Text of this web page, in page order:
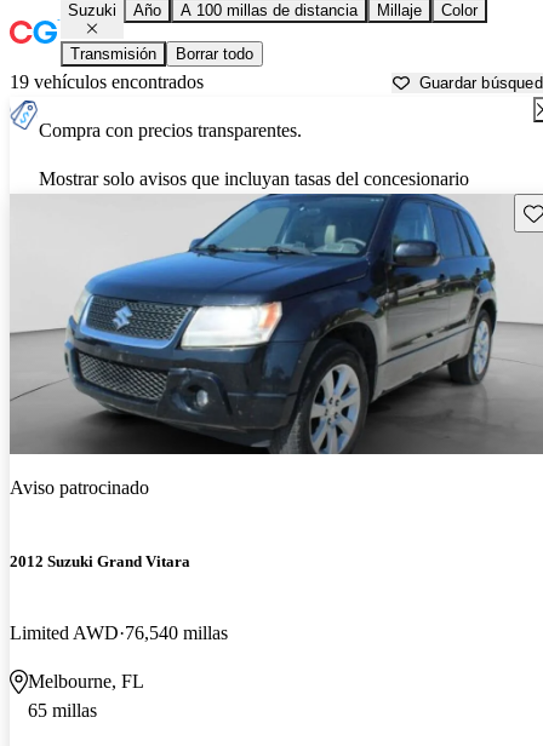
Suzuki Año A 100 millas de distancia Millaje Color
Transmisión Borrar todo
19 vehículos encontrados Guardar
Compra con precios transparentes.
Mostrar solo avisos que incluyan tasas del concesionario
Aviso patrocinado
2012 Suzuki Grand Vitara
Limited AWD 76,540 millas
Melbourne, FL
65 millas